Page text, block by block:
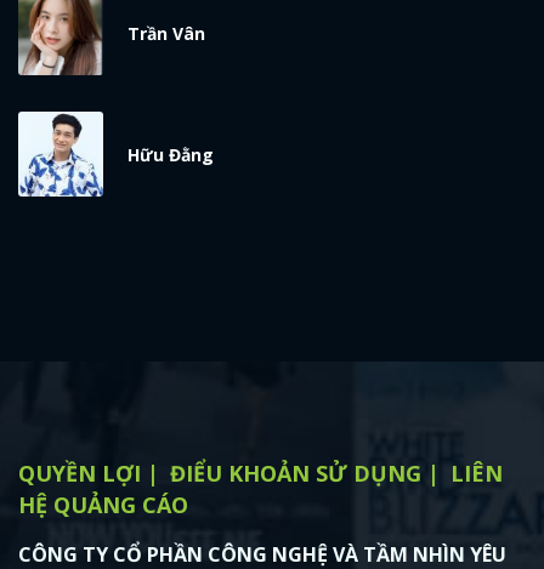
Trần Vân
Hữu Đằng
QUYỀN LỢI ĐIỂU KHOẢN SỬ DỤNG
LIÊN
HỆ QUẢNG CÁO
CÔNG TY CỔ PHẦN CÔNG NGHỆ VÀ TẦM NHÌN YÊU